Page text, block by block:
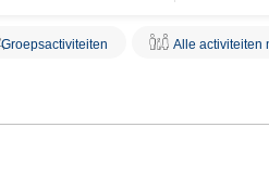
Groepsactiviteiten Alle activiteiten